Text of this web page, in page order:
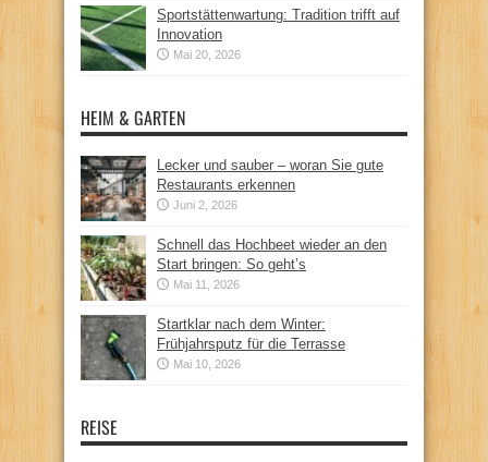
Sportstättenwartung: Tradition trifft auf
Innovation
Mai 20, 2026
HEIM & GARTEN
Lecker und sauber – woran Sie gute
Restaurants erkennen
Juni 2, 2026
Schnell das Hochbeet wieder an den
Start bringen: So geht’s
Mai 11, 2026
Startklar nach dem Winter:
Frühjahrsputz für die Terrasse
Mai 10, 2026
REISE